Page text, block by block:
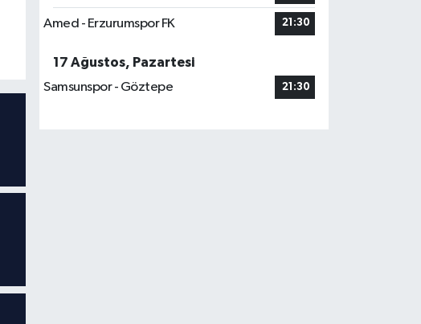
Amed - Erzurumspor FK 21:30
17 Ağustos, Pazartesi
Samsunspor - Göztepe
21:30